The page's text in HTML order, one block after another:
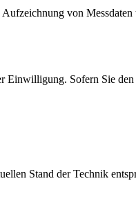
von
Sofern Sie
Stand der Technik